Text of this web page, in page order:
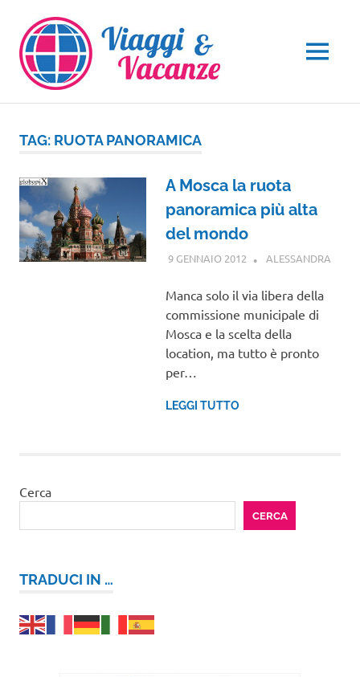
contenuto
MENU
TAG: RUOTA PANORAMICA
A Mosca la ruota
panoramica più alta
del mondo
9 GENNAIO 2012 ALESSANDRA
Manca solo il via libera della
commissione municipale di
Mosca e la scelta della
location, ma tutto è pronto
per…
LEGGI TUTTO
Cerca
CERCA
TRADUCI IN …